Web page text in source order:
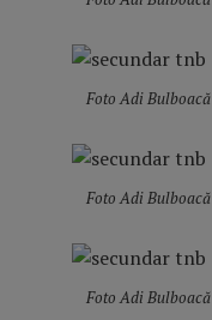
Foto Adi Bulboacă
Foto Adi Bulboacă
Foto Adi Bulboacă